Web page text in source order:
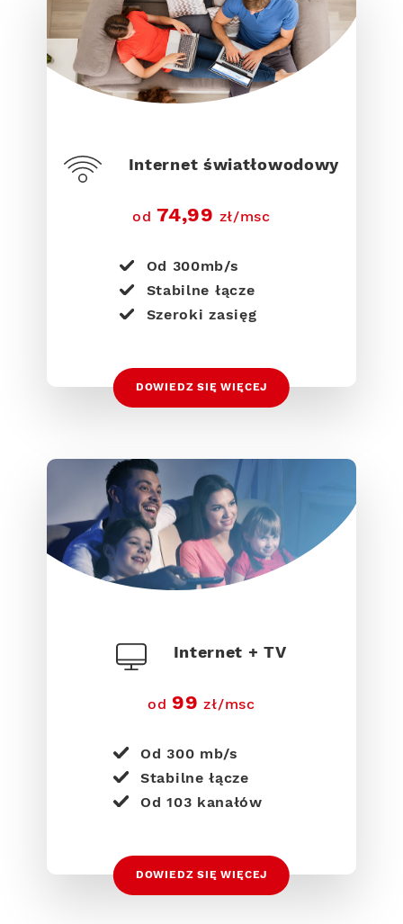
Internet światłowodowy
od 74,99 zł/msc
Od 300mb/s
Stabilne łącze
Szeroki zasięg
DOWIEDZ SIĘ WIĘCEJ
Internet + TV
od 99 zł/msc
Od 300 mb/s
Stabilne łącze
Od 103 kanałów
DOWIEDZ SIĘ WIĘCEJ